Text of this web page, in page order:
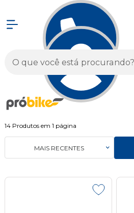
14 Produtos em 1 página
MAIS RECENTES